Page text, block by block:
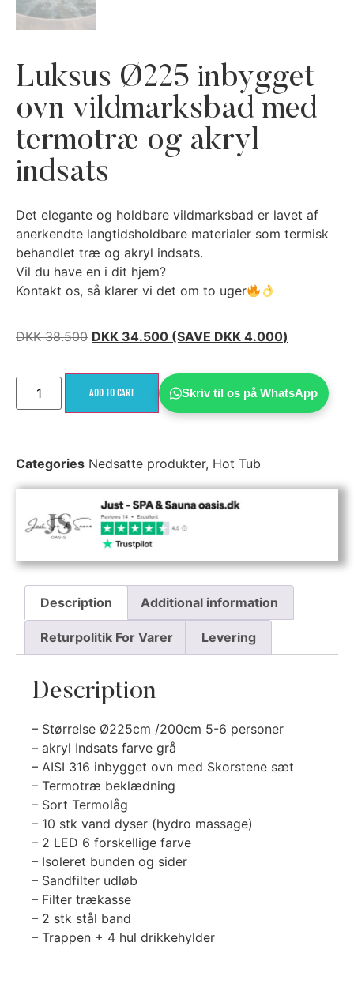
Luksus Ø225 inbygget
ovn vildmarksbad med
termotræ og akryl
indsats
Det elegante og holdbare vildmarksbad er lavet af
anerkendte langtidsholdbare materialer som termisk
behandlet træ og akryl indsats.
Vil du have en i dit hjem?
Kontakt os, så klarer vi det om to uger
DKK38.500 DKK 34.500 (SAVE DKK 4.000)
ADD TO CART Skriv til os på WhatsApp
Categories Nedsatte produkter, Hot Tub
Description Additional information
Returpolitik For Varer Levering
Description
– Størrelse Ø225cm /200cm 5-6 personer
– akryl Indsats farve grå
– AISI 316 inbygget ovn med Skorstene sæt
– Termotræ beklædning
– Sort Termolåg
– 10 stk vand dyser (hydro massage)
– 2 LED 6 forskellige farve
– Isoleret bunden og sider
– Sandfilter udløb
– Filter trækasse
– 2 stk stål band
– Trappen + 4 hul drikkehylder